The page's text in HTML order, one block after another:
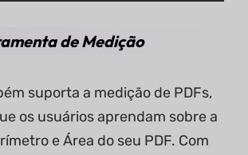
de Medição
suporta a medição de PDFs,
os usuários aprendam sobre a
e Área do seu PDF. Com